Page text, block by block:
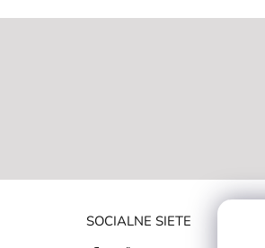
SOCIALNE SIETE